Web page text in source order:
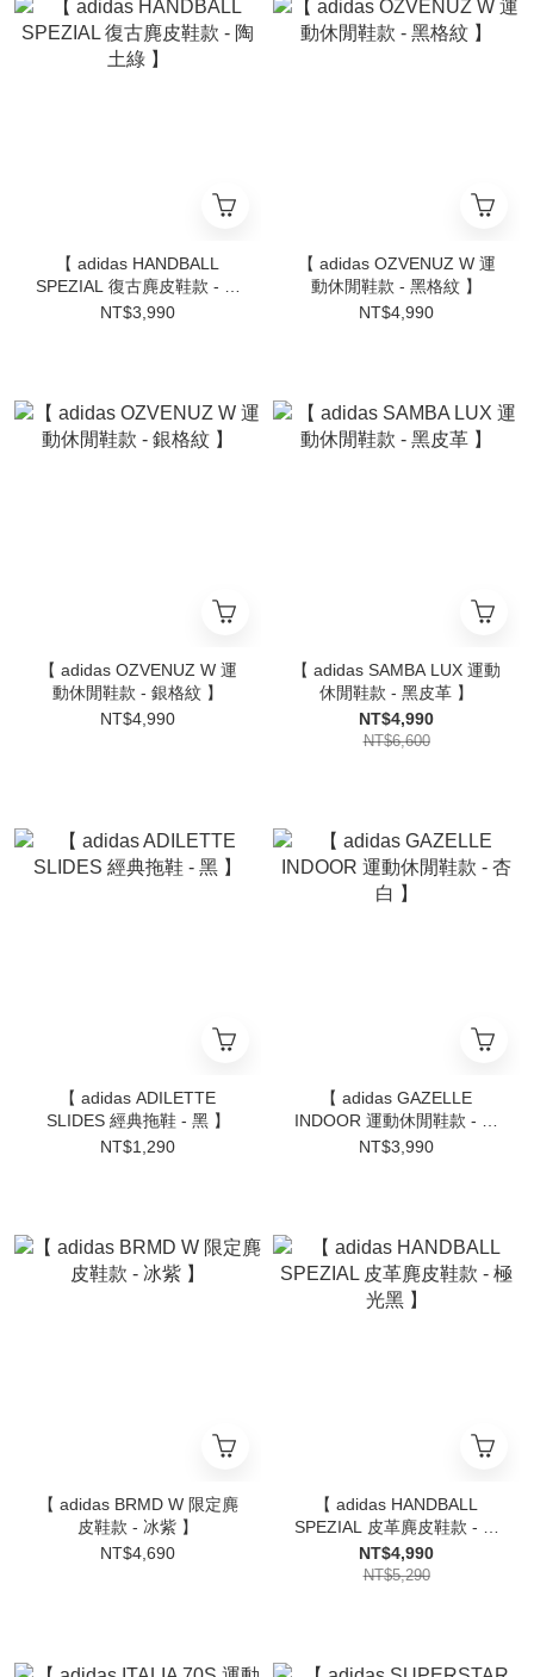
【 adidas HANDBALL
SPEZIAL 復古麂皮鞋款 - 陶
土綠 】
NT$3,990
【 adidas OZVENUZ W 運
動休閒鞋款 - 黑格紋 】
NT$4,990
【 adidas OZVENUZ W 運
動休閒鞋款 - 銀格紋 】
NT$4,990
【 adidas SAMBA LUX 運動
休閒鞋款 - 黑皮革 】
NT$4,990
NT$6,600
【 adidas ADILETTE
SLIDES 經典拖鞋 - 黑 】
NT$1,290
【 adidas GAZELLE
INDOOR 運動休閒鞋款 - 杏
白 】
NT$3,990
【 adidas BRMD W 限定麂
皮鞋款 - 冰紫 】
NT$4,690
【 adidas HANDBALL
SPEZIAL 皮革麂皮鞋款 - 極
光黑 】
NT$4,990
NT$5,290